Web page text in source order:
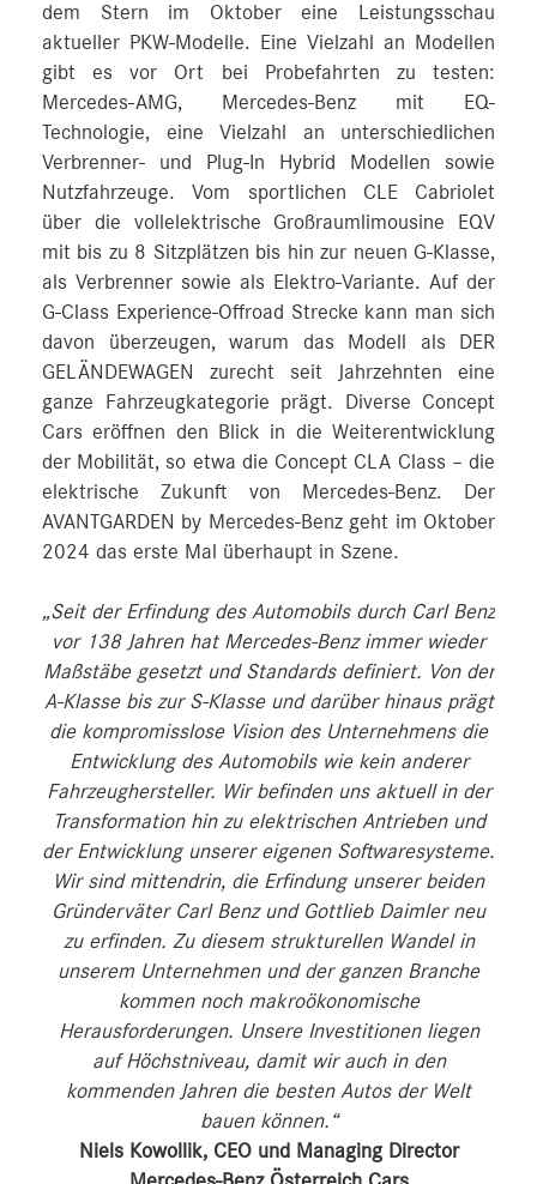
dem Stern im Oktober eine Leistungsschau
aktueller PKW-Modelle. Eine Vielzahl an Modellen
gibt es vor Ort bei Probefahrten zu testen:
Mercedes-AMG, Mercedes-Benz mit EQ-
Technologie, eine Vielzahl an unterschiedlichen
Verbrenner- und Plug-In Hybrid Modellen sowie
Nutzfahrzeuge. Vom sportlichen CLE Cabriolet
über die vollelektrische Großraumlimousine EQV
mit bis zu 8 Sitzplätzen bis hin zur neuen G-Klasse,
als Verbrenner sowie als Elektro-Variante. Auf der
G-Class Experience-Offroad Strecke kann man sich
davon überzeugen, warum das Modell als DER
GELÄNDEWAGEN zurecht seit Jahrzehnten eine
ganze Fahrzeugkategorie prägt. Diverse Concept
Cars eröffnen den Blick in die Weiterentwicklung
der Mobilität, so etwa die Concept CLA Class – die
elektrische Zukunft von Mercedes-Benz. Der
AVANTGARDEN by Mercedes-Benz geht im Oktober
2024 das erste Mal überhaupt in Szene.
„Seit der Erfindung des Automobils durch Carl Benz
vor 138 Jahren hat Mercedes‑Benz immer wieder
Maßstäbe gesetzt und Standards definiert. Von der
A‑Klasse bis zur S‑Klasse und darüber hinaus prägt
die kompromisslose Vision des Unternehmens die
Entwicklung des Automobils wie kein anderer
Fahrzeughersteller. Wir befinden uns aktuell in der
Transformation hin zu elektrischen Antrieben und
der Entwicklung unserer eigenen Softwaresysteme.
Wir sind mittendrin, die Erfindung unserer beiden
Gründerväter Carl Benz und Gottlieb Daimler neu
zu erfinden. Zu diesem strukturellen Wandel in
unserem Unternehmen und der ganzen Branche
kommen noch makroökonomische
Herausforderungen. Unsere Investitionen liegen
auf Höchstniveau, damit wir auch in den
kommenden Jahren die besten Autos der Welt
bauen können.“
Niels Kowollik, CEO und Managing Director